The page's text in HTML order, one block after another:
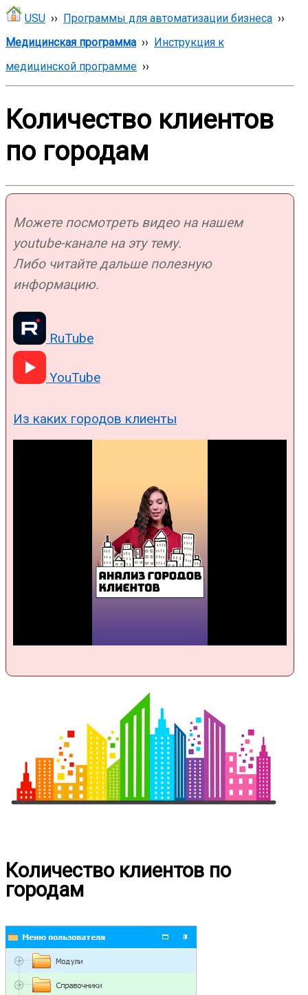
USU ›› Программы для автоматизации бизнеса ››
Медицинская программа ›› Инструкция к
медицинской программе ››
Количество клиентов
по городам
Можете посмотреть видео на нашем
youtube-канале на эту тему.
Либо читайте дальше полезную
информацию.
RuTube
YouTube
Из каких городов клиенты
Количество клиентов по
городам